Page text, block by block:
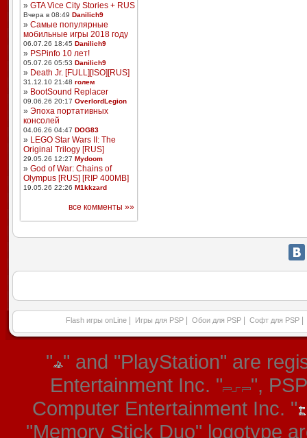
» GTA Vice City Stories + RUS
Вчера в 08:49 Danilich9
» Самые популярные
мобильные игры 2018 году
06.07.26 18:45 Danilich9
» PSPinfo 10 лет!
05.07.26 05:53 Danilich9
» Death Jr. [FULL][ISO][RUS]
31.12.10 21:48 голем
» BootSound Replacer
09.06.26 20:17 OverlordLegion
» Эпоха портативных
консолей
04.06.26 04:47 DOG83
» LEGO Star Wars II: The
Original Trilogy [RUS]
29.05.26 12:27 Mydoom
» God of War: Chains of
Olympus [RUS] [RIP 400MB]
19.05.26 22:26 M1kkzard
все комменты »»
Flash игры onLine Игры для PSP Обои для PSP Софт для PSP
" " and "PlayStation" are
Entertainment Inc. "
",
Computer Entertainment Inc. "
"Memory Stick Duo" logotype